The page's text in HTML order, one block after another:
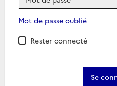
Mot de passe oublié
Rester connecté
Se